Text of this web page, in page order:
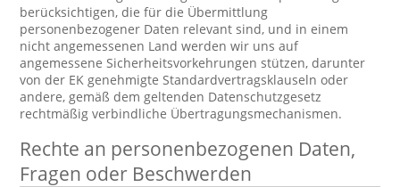
berücksichtigen, die für die Übermittlung
personenbezogener Daten relevant sind, und in einem
nicht angemessenen Land werden wir uns auf
angemessene Sicherheitsvorkehrungen stützen, darunter
von der EK genehmigte Standardvertragsklauseln oder
andere, gemäß dem geltenden Datenschutzgesetz
rechtmäßig verbindliche Übertragungsmechanismen.
Rechte an personenbezogenen Daten,
Fragen oder Beschwerden